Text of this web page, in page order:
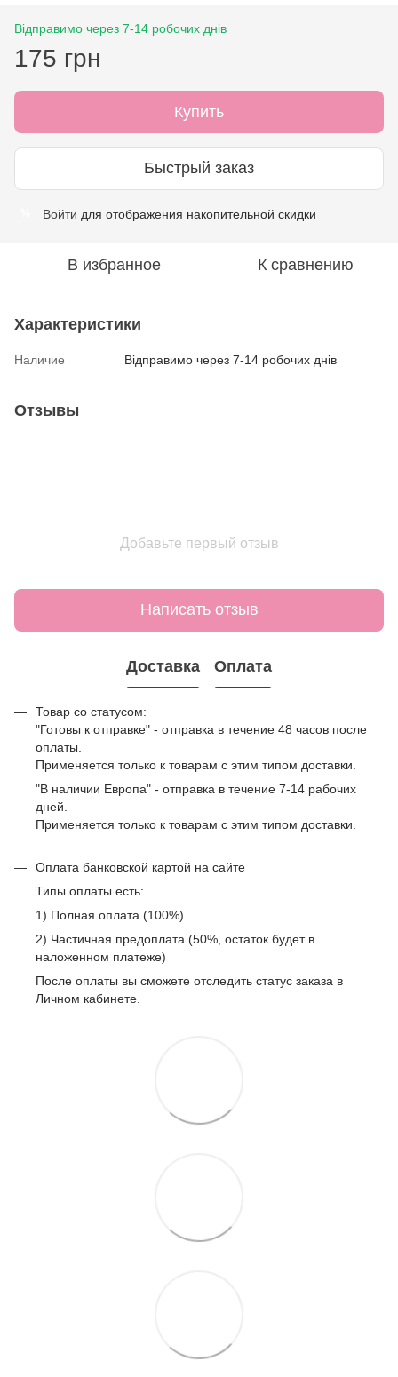
Відправимо через 7-14 робочих днів
175 грн
Купить
Быстрый заказ
Войти для отображения накопительной скидки
В избранное К сравнению
Характеристики
Наличие Відправимо через 7-14 робочих днів
Отзывы
Добавьте первый отзыв
Написать отзыв
Доставка Оплата
Товар со статусом:
"Готовы к отправке" - отправка в течение 48 часов после
оплаты.
Применяется только к товарам с этим типом доставки.
"В наличии Европа" - отправка в течение 7-14 рабочих
дней.
Применяется только к товарам с этим типом доставки.
Оплата банковской картой на сайте
Типы оплаты есть:
1) Полная оплата (100%)
2) Частичная предоплата (50%, остаток будет в
наложенном платеже)
После оплаты вы сможете отследить статус заказа в
Личном кабинете.